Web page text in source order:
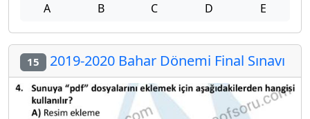
A B C D E
15 2019-2020 Bahar Dönemi Final Sınavı